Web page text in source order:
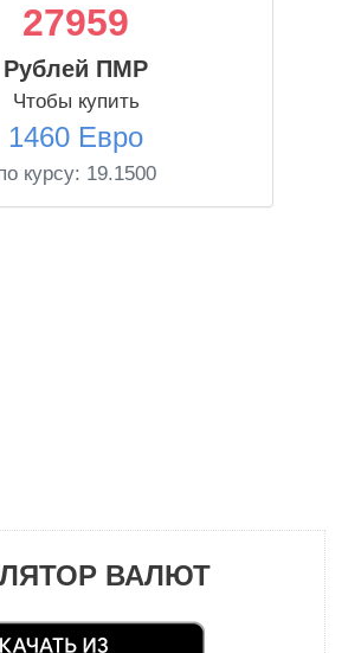
27959
Рублей ПМР
Чтобы купить
1460 Евро
курсу: 19.1500
ВАЛЮТ